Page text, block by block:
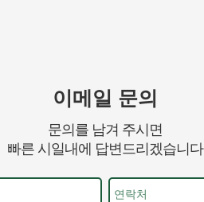
이메일 문의
문의를 남겨 주시면
빠른 시일내에 답변드리겠습니다